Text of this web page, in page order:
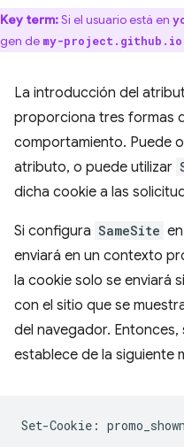
Key term:Si el usuario está en
de my-project.github.io
La introducción del
proporciona tres formas
comportamiento. Puede
atributo, o puede utilizar
dicha cookie a las
Si configura SameSite en
enviará en un contexto
la cookie solo se enviará
con el sitio que se
del navegador. Entonces,
establece de la siguiente